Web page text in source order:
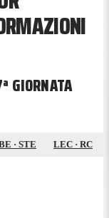
GIORNATA
· STE LEC · RC